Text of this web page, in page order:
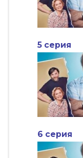
5 серия
6 серия